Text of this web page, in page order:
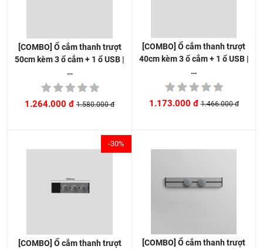
[COMBO] Ổ cắm thanh trượt
50cm kèm 3 ổ cắm + 1 ổ USB |
…
1.264.000 đ 1.580.000 đ
[COMBO] Ổ cắm thanh trượt
40cm kèm 3 ổ cắm + 1 ổ USB |
…
1.173.000 đ 1.466.000 đ
-30%
[COMBO] Ổ cắm thanh trượt
[COMBO] Ổ cắm thanh trượt